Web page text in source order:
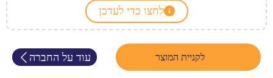
לחצו כדי לעדכן
לקניית המוצר עוד על החברה